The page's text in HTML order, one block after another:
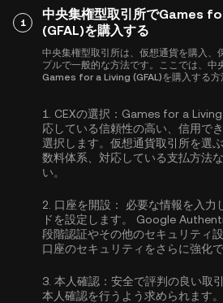
1
中央集権型取引所でGames
(GFAL)を購入する
中央集権型取引所は、仮想通貨を購入、
プルで一般的な方法です。ここでは、中
Games for a Living (GFAL)を購入する方
1. CEXの選択： Games for a Living
応している信頼性の高い、信用で
選択します。仮想通貨取引所を選
数料体系、対応している支払方法
い。
2. 口座を開設： 必要な情報を入力
ドを設定します。 Google
段階認証やその他のセキュリティ
口座のセキュリティをさらに強化で
3. 本人確認： 安全で評判の良い取
本人確認を行うよう求められます